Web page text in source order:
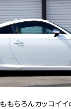
もちろんカッコイイ